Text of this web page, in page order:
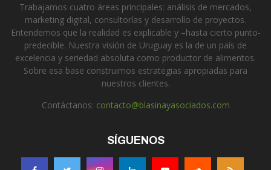
Trabajamos cuatro áreas principales: análisis de mercados,
marketing digital, consultorías y desarrollo de proyectos.
Entendemos que la realidad es explicable y –hasta cierto punto-
predecible. Nuestra visión de Uruguay es la de un país de
excelencia y seriedad absoluta como productor de alimentos.
Sobre esa base construimos estrategias apropiadas para
nuestros clientes.
Contáctanos: contacto@blasinayasociados.com
SÍGUENOS